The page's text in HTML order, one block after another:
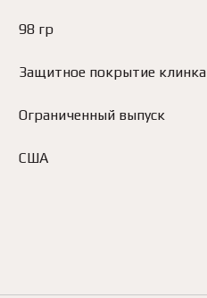
98 гр
Защитное покрытие клинка
Ограниченный выпуск
США